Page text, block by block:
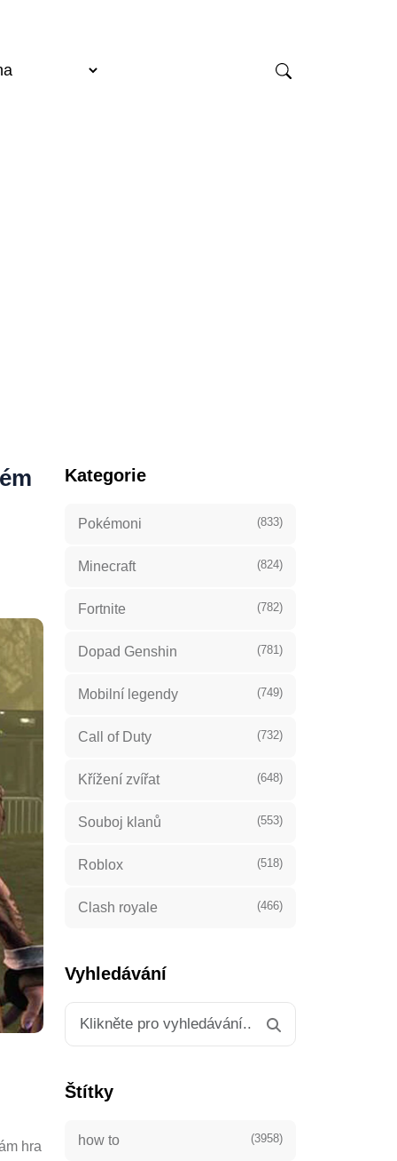
hra
Kategorie
Pokémoni (833)
Minecraft (824)
Fortnite (782)
Dopad Genshin (781)
Mobilní legendy (749)
Call of Duty (732)
Křížení zvířat (648)
Souboj klanů (553)
Roblox (518)
Clash royale (466)
Vyhledávání
Štítky
how to (3958)